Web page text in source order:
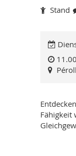
Stand
Fähigkeit